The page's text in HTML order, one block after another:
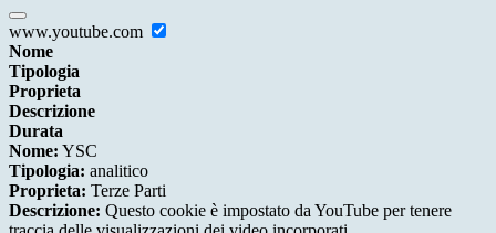
www.youtube.com
Nome
Tipologia
Proprieta
Descrizione
Durata
Nome: YSC
Tipologia: analitico
Proprieta: Terze Parti
Descrizione: Questo cookie è impostato da YouTube per tenere